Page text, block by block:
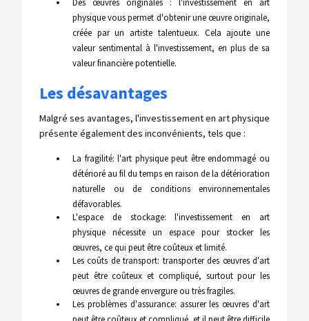
Des œuvres originales : l'investissement en art
physique vous permet d'obtenir une œuvre originale,
créée par un artiste talentueux. Cela ajoute une
valeur sentimental à l'investissement, en plus de sa
valeur financière potentielle.
Les désavantages
Malgré ses avantages, l'investissement en art physique
présente également des inconvénients, tels que :
La fragilité: l'art physique peut être endommagé ou
détérioré au fil du temps en raison de la détérioration
naturelle ou de conditions environnementales
défavorables.
L'espace de stockage: l'investissement en art
physique nécessite un espace pour stocker les
œuvres, ce qui peut être coûteux et limité.
Les coûts de transport: transporter des œuvres d'art
peut être coûteux et compliqué, surtout pour les
œuvres de grande envergure ou très fragiles.
Les problèmes d'assurance: assurer les œuvres d'art